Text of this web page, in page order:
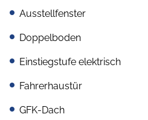
Ausstellfenster
Doppelboden
Einstiegstufe elektrisch
Fahrerhaustür
GFK-Dach